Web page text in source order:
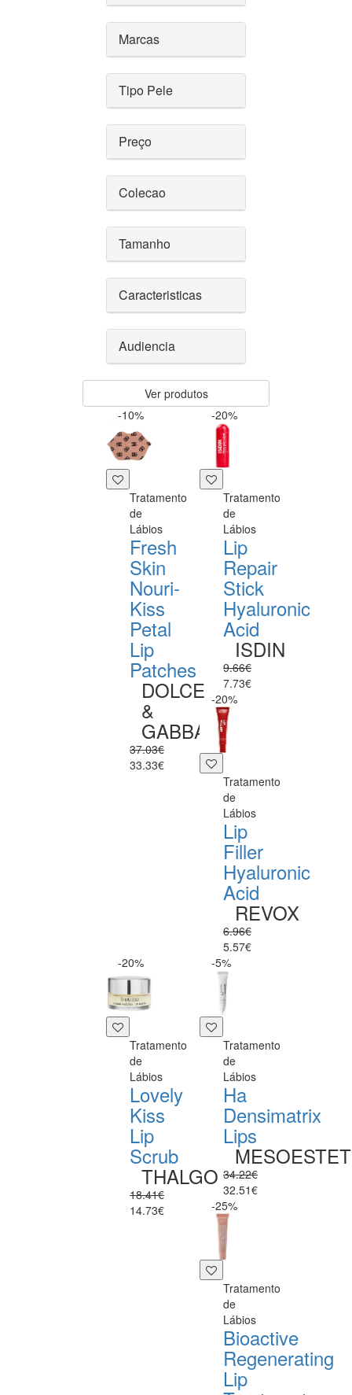
Marcas
Tipo Pele
Preço
Colecao
Tamanho
Caracteristicas
Audiencia
Ver produtos
-10%
Tratamento
de
Lábios
Fresh
Skin
Nouri-
Kiss
Petal
Lip
Patches
DOLCE
&
GABBANA
37.03€
33.33€
-20%
Tratamento
de
Lábios
Lip
Repair
Stick
Hyaluronic
Acid
ISDIN
9.66€
7.73€
-20%
Tratamento
de
Lábios
Lip
Filler
Hyaluronic
Acid
REVOX
6.96€
5.57€
-20%
Tratamento
de
Lábios
Lovely
Kiss
Lip
Scrub
THALGO
18.41€
14.73€
-5%
Tratamento
de
Lábios
Ha
Densimatrix
Lips
34.22€
32.51€
-25%
Tratamento
de
Lábios
Bioactive
Regenerating
Lip